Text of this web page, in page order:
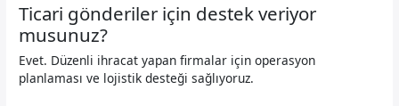
Ticari gönderiler için destek veriyor
musunuz?
Evet. Düzenli ihracat yapan firmalar için operasyon
planlaması ve lojistik desteği sağlıyoruz.